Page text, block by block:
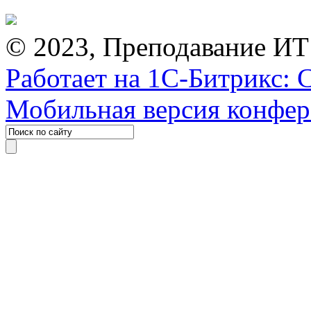
© 2023, Преподавание
Работает на 1С-Битрикс:
Мобильная версия